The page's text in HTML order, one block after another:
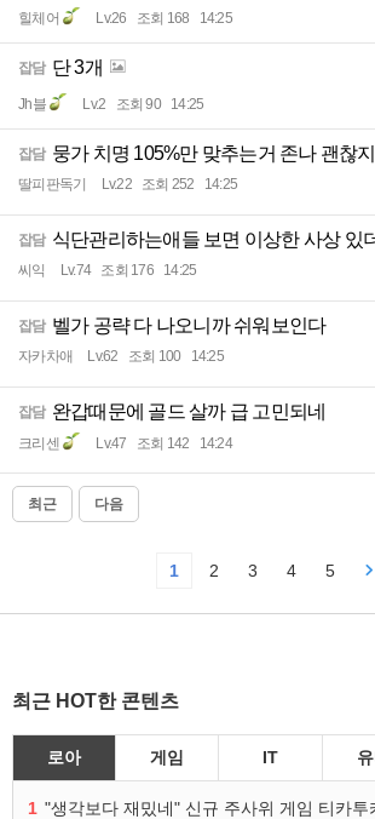
힐체어 Lv.26 조회 168 14:25
잡담 단 3개
Jh블 Lv.2 조회 90 14:25
잡담 뭉가 치명 105%만 맞추는거 존나 괜찮
딸피판독기 Lv.22 조회 252 14:25
잡담 식단관리하는애들 보면 이상한 사상 있
씨익 Lv.74 조회 176 14:25
잡담 벨가 공략 다 나오니까 쉬워보인다
자카차애 Lv.62 조회 100 14:25
잡담 완갑때문에 골드 살까 급 고민되네
크리센 Lv.47 조회 142 14:24
최근 다음
1 2 3 4 5
최근 HOT한 콘텐츠
로아 게임 IT
1 "생각보다 재밌네" 신규 주사위 게임 티카투